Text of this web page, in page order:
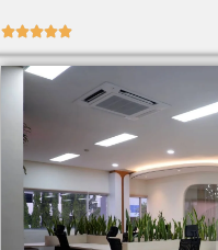
